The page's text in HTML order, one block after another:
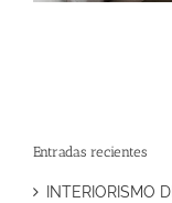
Entradas recientes
INTERIORISMO